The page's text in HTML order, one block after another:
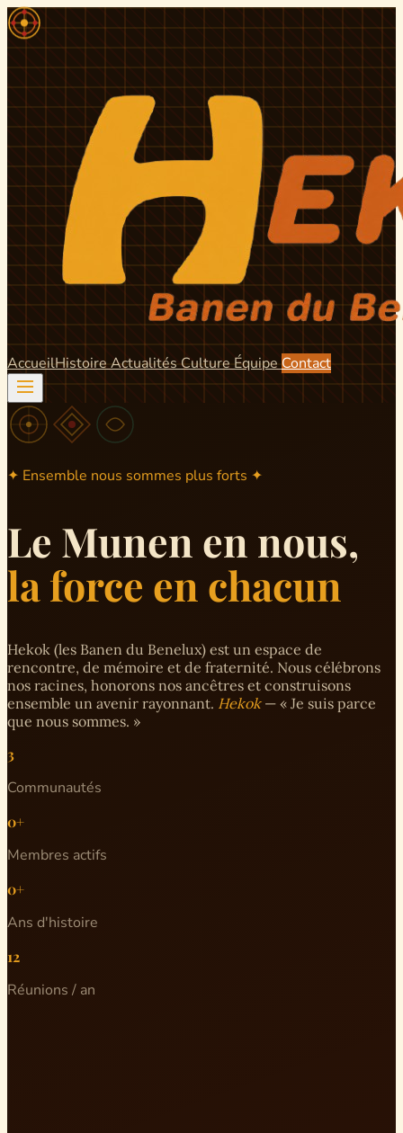
AccueilHistoire ActualitésCulture Équipe Contact
✦ Ensemble nous sommes plus forts ✦
Le Munen en nous,
la force en chacun
Hekok (les Banen du Benelux) est un espace de
rencontre, de mémoire et de fraternité. Nous célébrons
nos racines, honorons nos ancêtres et construisons
ensemble un avenir rayonnant. Hekok— « Je suis parce
que nous sommes. »
3
Communautés
0+
Membres actifs
0+
Ans d'histoire
12
Réunions / an